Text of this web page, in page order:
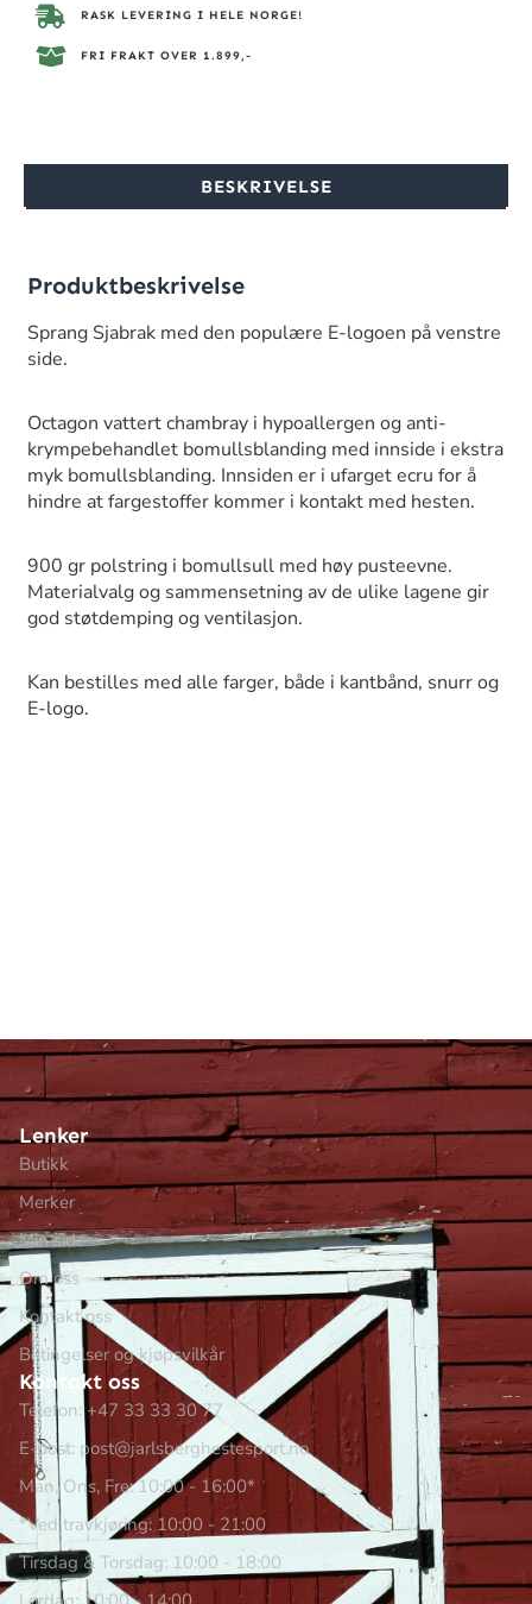
RASK LEVERING I HELE NORGE!
FRI FRAKT OVER 1.899,-
BESKRIVELSE
Produktbeskrivelse
Sprang Sjabrak med den populære E-logoen på venstre
side.
Octagon vattert chambray i hypoallergen og anti-
krympebehandlet bomullsblanding med innside i ekstra
myk bomullsblanding. Innsiden er i ufarget ecru for å
hindre at fargestoffer kommer i kontakt med hesten.
900 gr polstring i bomullsull med høy pusteevne.
Materialvalg og sammensetning av de ulike lagene gir
god støtdemping og ventilasjon.
Kan bestilles med alle farger, både i kantbånd, snurr og
E-logo.
Lenker
Butikk
Merker
Min side
Om oss
Kontakt oss
Betingelser og kjøpsvilkår
Kontakt oss
Telefon: +47 33 33 30 77
E-post: post@jarlsberghestesport.no
Man, Ons, Fre: 10:00 - 16:00*
*Ved travkjøring: 10:00 - 21:00
Tirsdag & Torsdag: 10:00 - 18:00